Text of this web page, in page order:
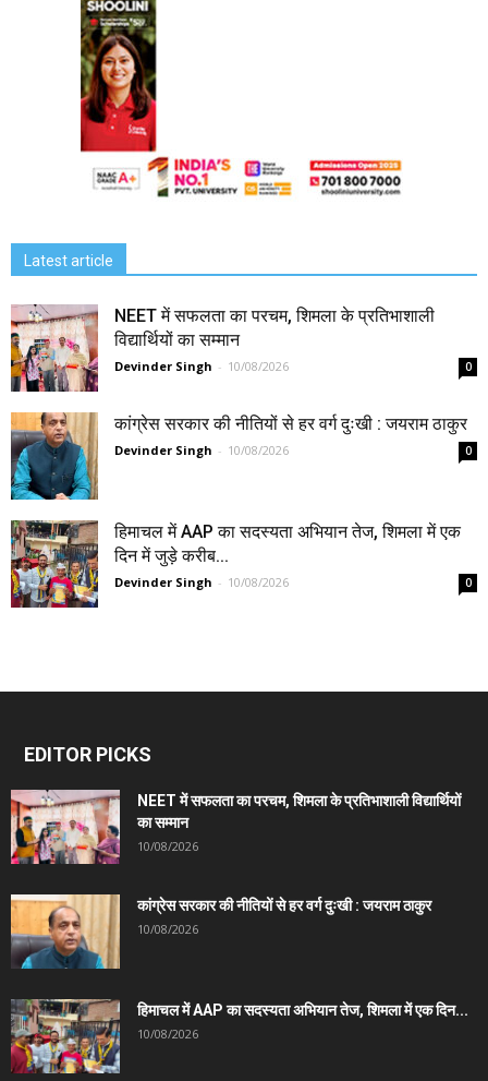
Latest article
NEET में सफलता का परचम, शिमला के प्रतिभाशाली
विद्यार्थियों का सम्मान
Devinder Singh - 10/08/2026 0
कांग्रेस सरकार की नीतियों से हर वर्ग दुःखी : जयराम ठाकुर
Devinder Singh - 10/08/2026 0
हिमाचल में AAP का सदस्यता अभियान तेज, शिमला में एक
दिन में जुड़े करीब...
Devinder Singh - 10/08/2026 0
EDITOR PICKS
NEET में सफलता का परचम, शिमला के प्रतिभाशाली विद्यार्थियों
का सम्मान
10/08/2026
कांग्रेस सरकार की नीतियों से हर वर्ग दुःखी : जयराम ठाकुर
10/08/2026
हिमाचल में AAP का सदस्यता अभियान तेज, शिमला में एक दिन...
10/08/2026